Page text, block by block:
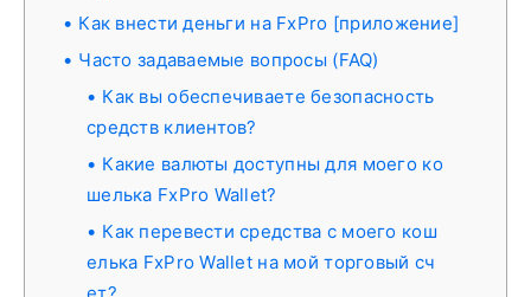
Как внести деньги на FxPro [приложение]
Часто задаваемые вопросы (FAQ)
Как вы обеспечиваете безопасность
средств клиентов?
Какие валюты доступны для моего ко
шелька FxPro Wallet?
Как перевести средства с моего кош
елька FxPro Wallet на мой торговый сч